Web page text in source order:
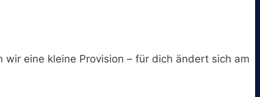
eine kleine Provision – für dich ändert sich am